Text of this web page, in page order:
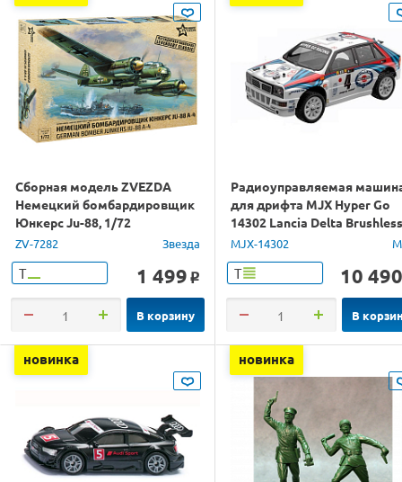
Сборная модель ZVEZDA
Немецкий бомбардировщик
Юнкерс Ju-88, 1/72
ZV-7282 Звезда
Т 1 499 o
В корзину
Радиоуправляемая
для дрифта MJX Hyper Go
14302 Lancia Delta Brushless
4WD 2.4G LED 1/14 RTR
MJX-14302
Т 10 490
В
новинка новинка